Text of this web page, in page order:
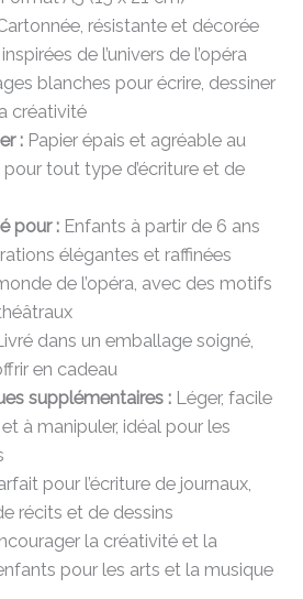
résistante et décorée
de l’univers de l’opéra
blanches pour écrire, dessiner
créativité
:Papier épais et agréable au
tout type d’écriture et de
pour :Enfants à partir de 6 ans
élégantes et raffinées
de l’opéra, avec des motifs
dans un emballage soigné,
en cadeau
supplémentaires :Léger, facile
à manipuler, idéal pour les
pour l’écriture de journaux,
récits et de dessins
la créativité et la
pour les arts et la musique